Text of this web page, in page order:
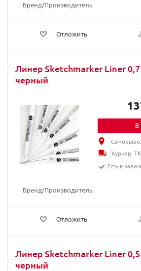
Бренд/Производитель
Отложить
Линер Sketchmarker Liner
черный
Бренд/Производитель
Отложить
В
Курьер, ТК
Есть в
Линер Sketchmarker Liner
черный